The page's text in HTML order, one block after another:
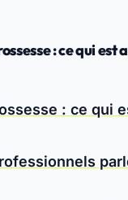
: ce qui est
: ce qui